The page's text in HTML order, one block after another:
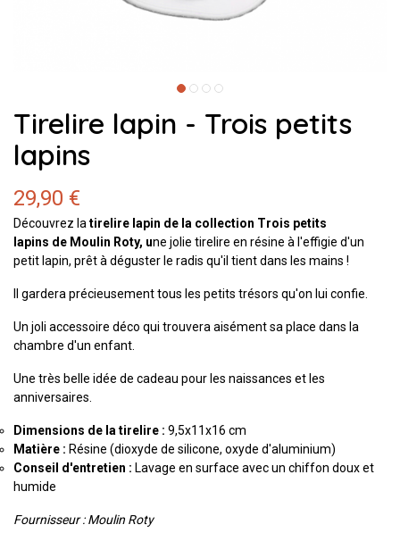
Tirelire lapin - Trois petits
lapins
29,90 €
Découvrez la tirelire lapin de la collection Trois petits
lapins de Moulin Roty, une jolie tirelire en résine à l'effigie d'un
petit lapin, prêt à déguster le radis qu'il tient dans les mains !
Il gardera précieusement tous les petits trésors qu'on lui confie.
Un joli accessoire déco qui trouvera aisément sa place dans la
chambre d'un enfant.
Une très belle idée de cadeau pour les naissances et les
anniversaires.
Dimensions de la tirelire : 9,5x11x16 cm
Matière : Résine (dioxyde de silicone, oxyde d'aluminium)
Conseil d'entretien : Lavage en surface avec un chiffon doux et
humide
Fournisseur : Moulin Roty